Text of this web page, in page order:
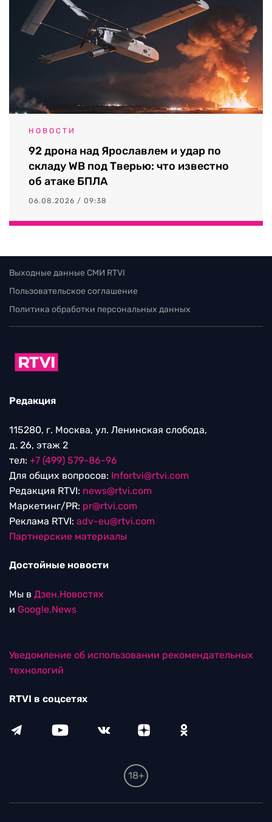
НОВОСТИ
92 дрона над Ярославлем и удар по
складу WB под Тверью: что известно
об атаке БПЛА
06.08.2026 / 09:38
Выходные данные СМИ RTVI
Пользовательское соглашение
Политика обработки персональных данных
Редакция
115280, г. Москва, ул. Ленинская слобода,
д. 26, этаж 2
тел: +7 (499) 579-86-96
Для общих вопросов: Infortvi@rtvi.com
Редакция RTVI: news@rtvi.com
Маркетинг/PR: pr@rtvi.com
Реклама RTVI: adv-eu@rtvi.com
Партнерские материалы
Достойные новости
Мы в Дзен.Новостях
и Google.News
Уведомление об использовании рекомендательных
технологий
RTVI в соцсетях
18+